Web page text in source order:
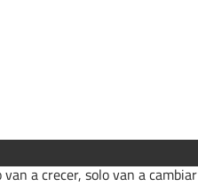
van a crecer, solo van a cambiar